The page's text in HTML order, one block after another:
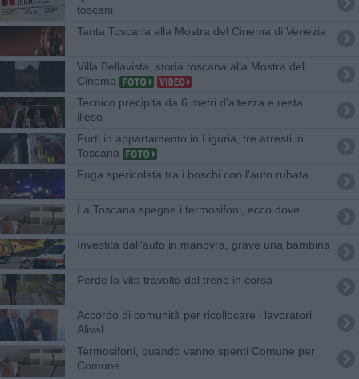
toscani
Tanta Toscana alla Mostra del Cinema di Venezia
Villa Bellavista, storia toscana alla Mostra del
Cinema
Tecnico precipita da 6 metri d'altezza e resta
illeso
Furti in appartamento in Liguria, tre arresti in
Toscana
Fuga spericolata tra i boschi con l'auto rubata
La Toscana spegne i termosifoni, ecco dove
Investita dall'auto in manovra, grave una bambina
Perde la vita travolto dal treno in corsa
Accordo di comunità per ricollocare i lavoratori
Alival
Termosifoni, quando vanno spenti Comune per
Comune